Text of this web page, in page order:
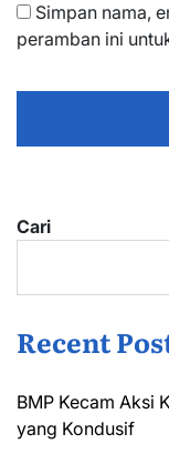
Simpan nama,
peramban ini
Cari
Recent
BMP Kecam Aksi
yang Kondusif